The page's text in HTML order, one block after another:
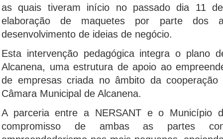
as quais tiveram início no passado dia 11
elaboração de maquetes por parte dos
desenvolvimento de ideias de negócio.
Esta intervenção pedagógica integra o plano
Alcanena, uma estrutura de apoio ao
de empresas criada no âmbito da
Câmara Municipal de Alcanena.
A parceria entre a NERSANT e o Município
compromisso de ambas as partes